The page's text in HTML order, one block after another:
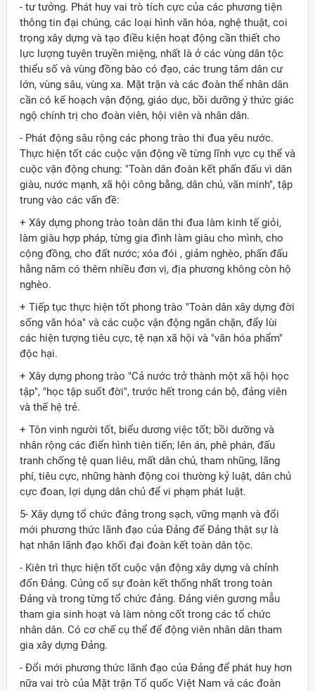
- tư tưởng. Phát huy vai trò tích cực của các phương tiện
thông tin đại chúng, các loại hình văn hóa, nghệ thuật, coi
trọng xây dựng và tạo điều kiện hoạt động cần thiết cho
lực lượng tuyên truyền miệng, nhất là ở các vùng dân tộc
thiểu số và vùng đồng bào có đạo, các trung tâm dân cư
lớn, vùng sâu, vùng xa. Mặt trận và các đoàn thể nhân dân
cần có kế hoạch vận động, giáo dục, bồi dưỡng ý thức giác
ngộ chính trị cho đoàn viên, hội viên và nhân dân.
- Phát động sâu rộng các phong trào thi đua yêu nước.
Thực hiện tốt các cuộc vận động về từng lĩnh vực cụ thể và
cuộc vận động chung: "Toàn dân đoàn kết phấn đấu vì dân
giàu, nước mạnh, xã hội công bằng, dân chủ, văn minh", tập
trung vào các vấn đề:
+ Xây dựng phong trào toàn dân thi đua làm kinh tế giỏi,
làm giàu hợp pháp, từng gia đình làm giàu cho mình, cho
cộng đồng, cho đất nước; xóa đói , giảm nghèo, phấn đấu
hằng năm có thêm nhiều đơn vị, địa phương không còn hộ
nghèo.
+ Tiếp tục thực hiện tốt phong trào "Toàn dân xây dựng đời
sống văn hóa" và các cuộc vận động ngăn chặn, đẩy lùi
các hiện tượng tiêu cực, tệ nạn xã hội và "văn hóa phẩm"
độc hại.
+ Xây dựng phong trào "Cả nước trở thành một xã hội học
tập", "học tập suốt đời", trước hết trong cán bộ, đảng viên
và thế hệ trẻ.
+ Tôn vinh người tốt, biểu dương việc tốt; bồi dưỡng và
nhân rộng các điển hình tiên tiến; lên án, phê phán, đấu
tranh chống tệ quan liêu, mất dân chủ, tham nhũng, lãng
phí, tiêu cực, những hành động coi thường kỷ luật, dân chủ
cực đoan, lợi dụng dân chủ để vi phạm phát luật.
5- Xây dựng tổ chức đảng trong sạch, vững mạnh và đổi
mới phương thức lãnh đạo của Ðảng để Ðảng thật sự là
hạt nhân lãnh đạo khối đại đoàn kết toàn dân tộc.
- Kiên trì thực hiện tốt cuộc vận động xây dựng và chỉnh
đốn Ðảng. Củng cố sự đoàn kết thống nhất trong toàn
Ðảng và trong từng tổ chức đảng. Ðảng viên gương mẫu
tham gia sinh hoạt và làm nòng cốt trong các tổ chức
nhân dân. Có cơ chế cụ thể để động viên nhân dân tham
gia xây dựng Ðảng.
- Ðổi mới phương thức lãnh đạo của Ðảng để phát huy hơn
nữa vai trò của Mặt trận Tổ quốc Việt Nam và các đoàn